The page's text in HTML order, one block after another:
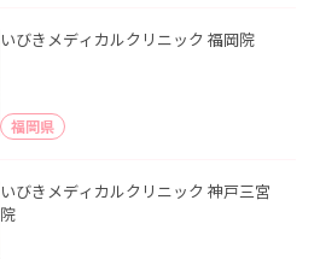
いびきメディカルクリニック 福岡院
福岡県
いびきメディカルクリニック 神戸三宮
院